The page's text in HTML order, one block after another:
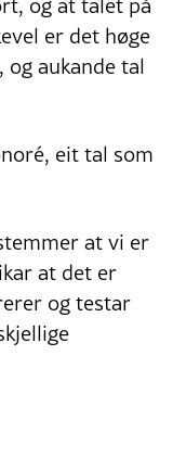
er det høge
aukande tal
eit tal som
at vi er
at det er
og testar